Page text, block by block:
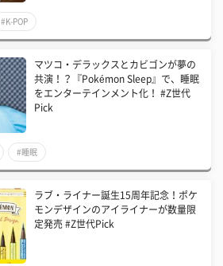
#K-POP
マツコ・デラックスとカビゴンが夢の
共演！？『Pokémon Sleep』で、睡眠
をエンターテインメント化！ #Z世代
Pick
#睡眠
ラブ・ライナー誕生15周年記念！ポケ
モンデザインのアイライナーが数量限
定発売 #Z世代Pick